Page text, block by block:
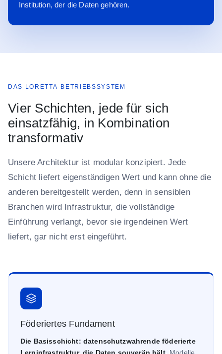
Institution, der die Daten gehören.
DAS LORETTA-BETRIEBSSYSTEM
Vier Schichten, jede für sich
einsatzfähig, in Kombination
transformativ
Unsere Architektur ist modular konzipiert. Jede
Schicht liefert eigenständigen Wert und kann ohne die
anderen bereitgestellt werden, denn in sensiblen
Branchen wird Infrastruktur, die vollständige
Einführung verlangt, bevor sie irgendeinen Wert
liefert, gar nicht erst eingeführt.
Föderiertes Fundament
Die Basisschicht: datenschutzwahrende föderierte